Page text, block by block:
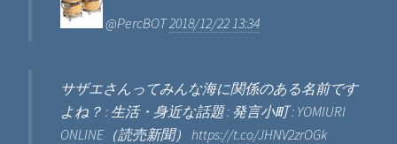
@PercBOT2018/12/22 13:34
サザエさんってみんな海に関係のある名前です
よね？ : 生活・身近な話題 : 発言小町 : YOMIURI
ONLINE（読売新聞） https://t.co/JHNV2zrOGk